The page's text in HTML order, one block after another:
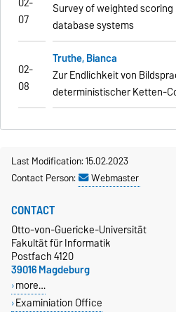
07
Survey of weighted
database systems
02-
08
Truthe, Bianca
Zur Endlichkeit von
deterministischer Ketten-
Last Modification: 15.02.2023
Contact Person:
Webmaster
CONTACT
Otto-von-Guericke-Universität
Fakultät für Informatik
Postfach 4120
39016 Magdeburg
more…
Examiniation Office